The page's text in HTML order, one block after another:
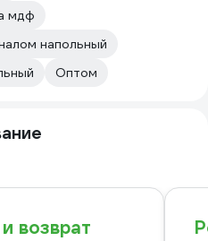
мдф
напольный
Оптом
возврат